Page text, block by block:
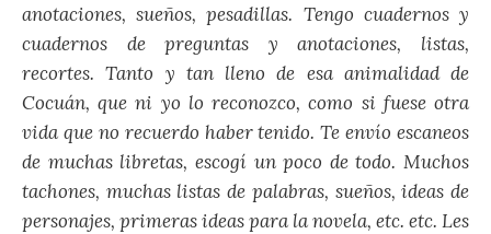
anotaciones, sueños, pesadillas. Tengo cuadernos y
cuadernos de preguntas y anotaciones, listas,
recortes. Tanto y tan lleno de esa animalidad de
Cocuán, que ni yo lo reconozco, como si fuese otra
vida que no recuerdo haber tenido. Te envío escaneos
de muchas libretas, escogí un poco de todo. Muchos
tachones, muchas listas de palabras, sueños, ideas de
personajes, primeras ideas para la novela, etc. etc. Les